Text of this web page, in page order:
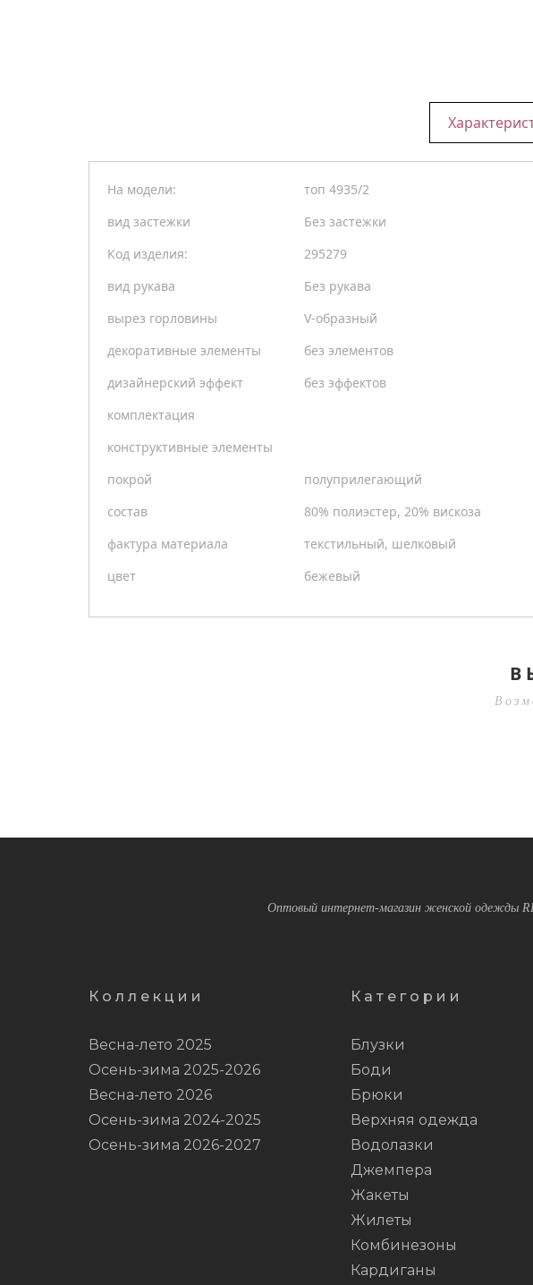
На модели:
топ 4935/2
вид застежки
Без застежки
Код изделия:
295279
вид рукава
Без рукава
вырез горловины
V-образный
декоративные элементы
без элементов
дизайнерский эффект
без эффектов
комплектация
конструктивные элементы
покрой
полуприлегающий
состав
80% полиэстер, 20% вискоза
фактура материала
текстильный, шелковый
цвет
бежевый
Оптовый интернет-магазин женской одежды
Коллекции
Весна-лето 2025
Осень-зима 2025-2026
Весна-лето 2026
Осень-зима 2024-2025
Осень-зима 2026-2027
Категории
Блузки
Боди
Брюки
Верхняя одежда
Водолазки
Джемпера
Жакеты
Жилеты
Комбинезоны
Кардиганы